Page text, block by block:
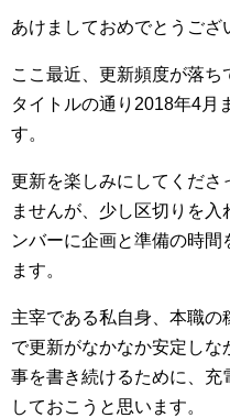
あけましておめでとうござ
ここ最近、更新頻度が落ち
タイトルの通り2018年4月
す。
更新を楽しみにしてくださ
ませんが、少し区切りを
ンバーに企画と準備の時
ます。
主宰である私自身、本職
で更新がなかなか安定し
事を書き続けるために、充
しておこうと思います。